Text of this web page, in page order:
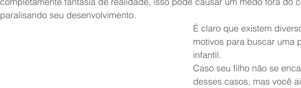
paralisando seu desenvolvimento.
É claro que existem
motivos para buscar uma
infantil.
Caso seu filho não se
desses casos, mas você